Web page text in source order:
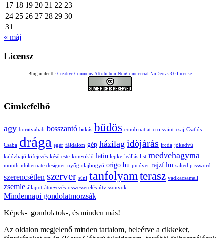
17 18 19 20 21 22 23
24 25 26 27 28 29 30
31
« máj
Licensz
Blog under the Creative Commons Attribution-NonCommercial-NoDerivs 3.0 License
Cimkefelhő
agy borotvahab bosszantó bukás büdös combinat.at croissaint csaj Csatlós
Csaba drága egér fájdalom gép házilag időjárás iroda jókedvű
kalózhajó kifejezés késő este könyöklő latin lepke leállás list medvehagyma
mouth nhibernate designer nyűg olajbogyó origo.hu pulóver rajzfilm salted password
szerencsétlen szerver süni tanfolyam terasz vadkacsamell
zsemle állapot átnevezés összeszerelés útviszonyok
Mindennapi gondolatmorzsák
Képek-, gondolatok-, és minden más!
Az oldalon megjelenő minden tartalom, beleérve a cikkeket,